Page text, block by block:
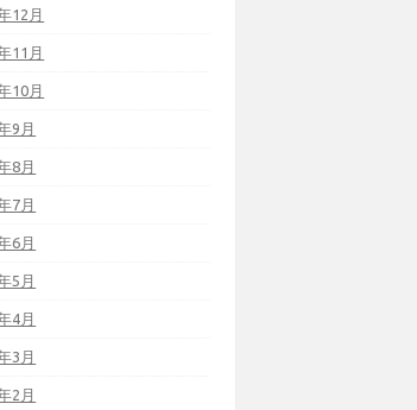
12月
11月
10月
9月
8月
7月
6月
5月
4月
3月
2月